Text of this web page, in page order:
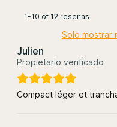
1-10 of 12 reseñas
Solo mostrar
Julien
Propietario verificado
Compact léger et